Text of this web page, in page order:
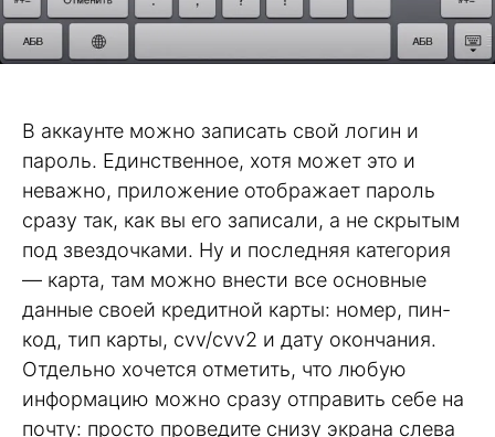
В аккаунте можно записать свой логин и
пароль. Единственное, хотя может это и
неважно, приложение отображает пароль
сразу так, как вы его записали, а не скрытым
под звездочками. Ну и последняя категория
— карта, там можно внести все основные
данные своей кредитной карты: номер, пин-
код, тип карты, cvv/cvv2 и дату окончания.
Отдельно хочется отметить, что любую
информацию можно сразу отправить себе на
почту: просто проведите снизу экрана слева